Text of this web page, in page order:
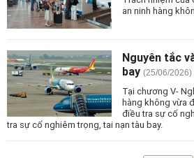
an ninh hàng
Nguyên tắc
bay (25/06/2026)
Tại chương V-
hàng không vừa
điều tra sự cố
tra sự cố nghiêm trọng, tai nạn tàu bay.